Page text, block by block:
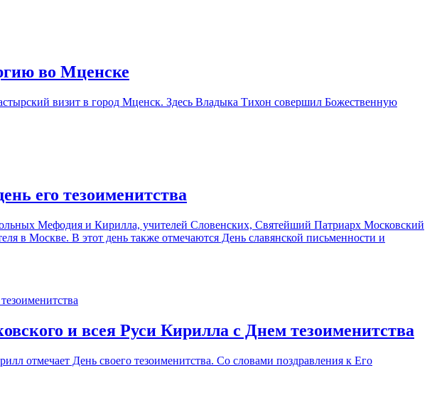
во Мценске
визит в город Мценск. Здесь Владыка Тихон совершил Божественную
его тезоименитства
Мефодия и Кирилла, учителей Словенских, Святейший Патриарх Московский
в Москве. В этот день также отмечаются День славянской письменности и
и всея Руси Кирилла с Днем тезоименитства
отмечает День своего тезоименитства. Со словами поздравления к Его